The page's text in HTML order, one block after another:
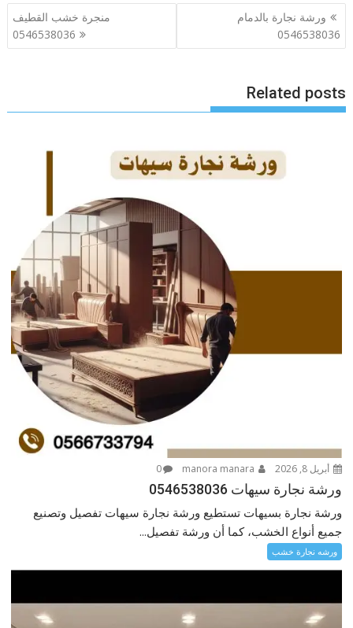
تصفّح
المقالات
ورشة نجارة بالدمام
0546538036
منجرة خشب القطيف
0546538036
Related posts
أبريل 8, 2026 0
ورشة نجارة سيهات ‎ 0546538036
ورشة نجارة بسيهات تستطيع ورشة نجارة سيهات تفصيل وتصنيع
جميع أنواع الخشب، كما أن ورشة تفصيل...
ورشه نجارة خشب